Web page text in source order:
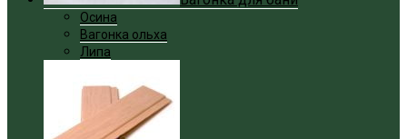
Осина
Вагонка ольха
Липа